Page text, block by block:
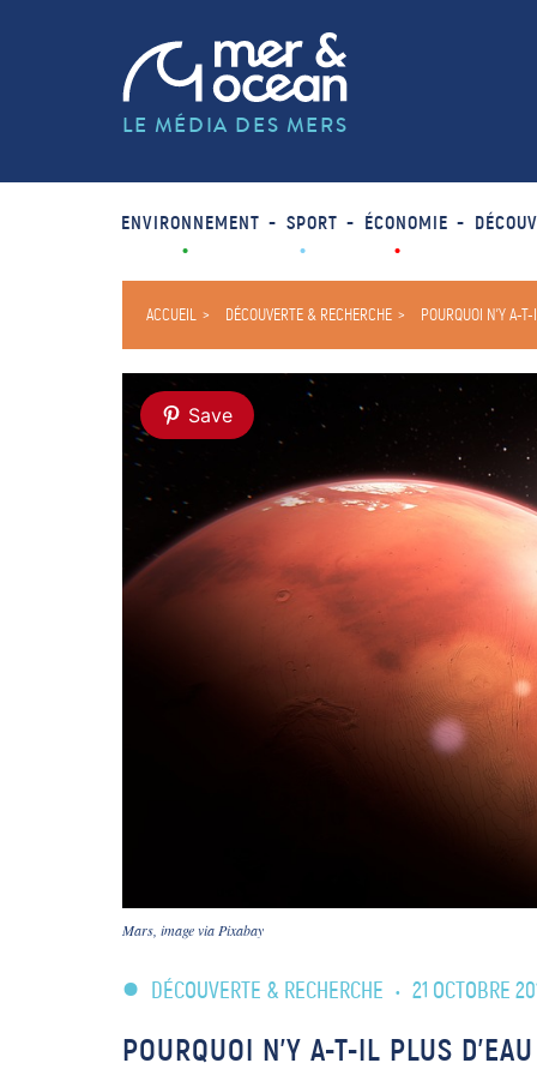
LE MÉDIA DES MERS
ENVIRONNEMENT SPORT ÉCONOMIE
ACCUEIL DÉCOUVERTE & RECHERCHE POURQUOI N’Y A-
Save
Mars, image via Pixabay
DÉCOUVERTE & RECHERCHE • 21 OCTOBRE
POURQUOI N’Y A-T-IL PLUS